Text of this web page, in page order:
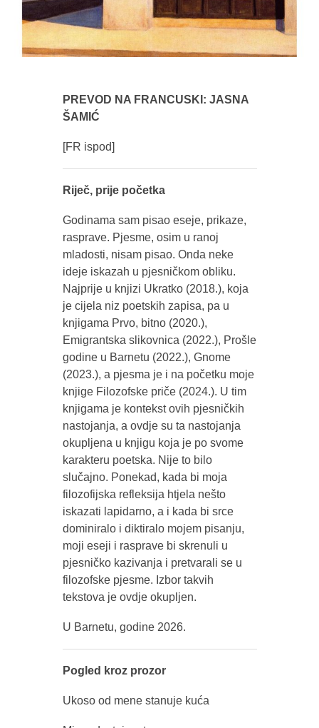
PREVOD NA FRANCUSKI: JASNA
ŠAMIĆ
[FR ispod]
Riječ, prije početka
Godinama sam pisao eseje, prikaze,
rasprave. Pjesme, osim u ranoj
mladosti, nisam pisao. Onda neke
ideje iskazah u pjesničkom obliku.
Najprije u knjizi Ukratko (2018.), koja
je cijela niz poetskih zapisa, pa u
knjigama Prvo, bitno (2020.),
Emigrantska slikovnica (2022.), Prošle
godine u Barnetu (2022.), Gnome
(2023.), a pjesma je i na početku moje
knjige Filozofske priče (2024.). U tim
knjigama je kontekst ovih pjesničkih
nastojanja, a ovdje su ta nastojanja
okupljena u knjigu koja je po svome
karakteru poetska. Nije to bilo
slučajno. Ponekad, kada bi moja
filozofijska refleksija htjela nešto
iskazati lapidarno, a i kada bi srce
dominiralo i diktiralo mojem pisanju,
moji eseji i rasprave bi skrenuli u
pjesničko kazivanja i pretvarali se u
filozofske pjesme. Izbor takvih
tekstova je ovdje okupljen.
U Barnetu, godine 2026.
Pogled kroz prozor
Ukoso od mene stanuje kuća